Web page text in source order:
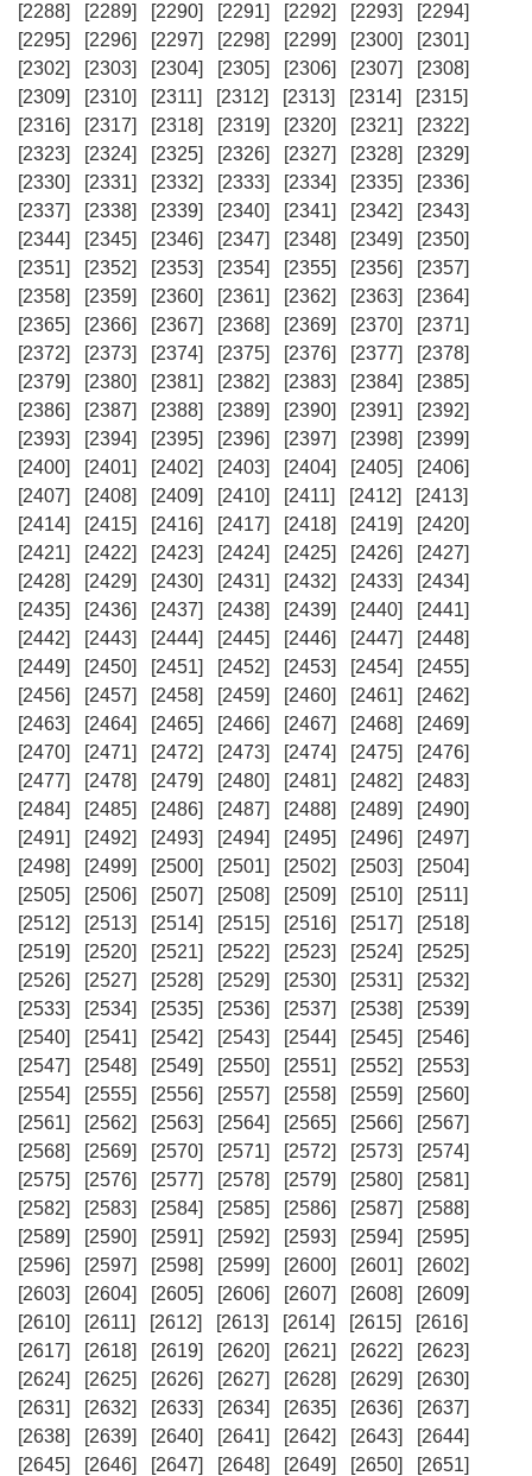
[2288]
[2289] [2290] [2291] [2292] [2293]
[2294]
[2295]
[2296] [2297] [2298] [2299] [2300]
[2301]
[2302]
[2303] [2304] [2305] [2306] [2307]
[2308]
[2309]
[2310] [2311] [2312] [2313] [2314]
[2315]
[2316]
[2317] [2318] [2319] [2320] [2321]
[2322]
[2323]
[2324] [2325] [2326] [2327] [2328]
[2329]
[2330]
[2331] [2332] [2333] [2334] [2335]
[2336]
[2337]
[2338] [2339] [2340] [2341] [2342]
[2343]
[2344]
[2345] [2346] [2347] [2348] [2349]
[2350]
[2351]
[2352] [2353] [2354] [2355] [2356]
[2357]
[2358]
[2359] [2360] [2361] [2362] [2363]
[2364]
[2365]
[2366] [2367] [2368] [2369] [2370]
[2371]
[2372]
[2373] [2374] [2375] [2376] [2377]
[2378]
[2379]
[2380] [2381] [2382] [2383] [2384]
[2385]
[2386]
[2387] [2388] [2389] [2390] [2391]
[2392]
[2393]
[2394] [2395] [2396] [2397] [2398]
[2399]
[2400]
[2401] [2402] [2403] [2404] [2405]
[2406]
[2407]
[2408] [2409] [2410] [2411] [2412]
[2413]
[2414]
[2415] [2416] [2417] [2418] [2419]
[2420]
[2421]
[2422] [2423] [2424] [2425] [2426]
[2427]
[2428]
[2429] [2430] [2431] [2432] [2433]
[2434]
[2435]
[2436] [2437] [2438] [2439] [2440]
[2441]
[2442]
[2443] [2444] [2445] [2446] [2447]
[2448]
[2449]
[2450] [2451] [2452] [2453] [2454]
[2455]
[2456]
[2457] [2458] [2459] [2460] [2461]
[2462]
[2463]
[2464] [2465] [2466] [2467] [2468]
[2469]
[2470]
[2471] [2472] [2473] [2474] [2475]
[2476]
[2477]
[2478] [2479] [2480] [2481] [2482]
[2483]
[2484]
[2485] [2486] [2487] [2488] [2489]
[2490]
[2491]
[2492] [2493] [2494] [2495] [2496]
[2497]
[2498]
[2499] [2500] [2501] [2502] [2503]
[2504]
[2505]
[2506] [2507] [2508] [2509] [2510]
[2511]
[2512]
[2513] [2514] [2515] [2516] [2517]
[2518]
[2519]
[2520] [2521] [2522] [2523] [2524]
[2525]
[2526]
[2527] [2528] [2529] [2530] [2531]
[2532]
[2533]
[2534] [2535] [2536] [2537] [2538]
[2539]
[2540]
[2541] [2542] [2543] [2544] [2545]
[2546]
[2547]
[2548] [2549] [2550] [2551] [2552]
[2553]
[2554]
[2555] [2556] [2557] [2558] [2559]
[2560]
[2561]
[2562] [2563] [2564] [2565] [2566]
[2567]
[2568]
[2569] [2570] [2571] [2572] [2573]
[2574]
[2575]
[2576] [2577] [2578] [2579] [2580]
[2581]
[2582]
[2583] [2584] [2585] [2586] [2587]
[2588]
[2589]
[2590] [2591] [2592] [2593] [2594]
[2595]
[2596]
[2597] [2598] [2599] [2600] [2601]
[2602]
[2603]
[2604] [2605] [2606] [2607] [2608]
[2609]
[2610]
[2611] [2612] [2613] [2614] [2615]
[2616]
[2617]
[2618] [2619] [2620] [2621] [2622]
[2623]
[2624]
[2625] [2626] [2627] [2628] [2629]
[2630]
[2631]
[2632] [2633] [2634] [2635] [2636]
[2637]
[2638]
[2639] [2640] [2641] [2642] [2643]
[2644]
[2645]
[2646] [2647] [2648] [2649] [2650]
[2651]